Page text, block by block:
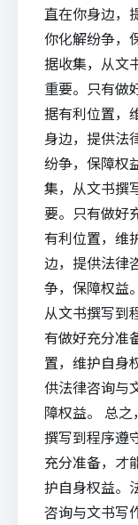
直在你身边，
你化解纷争，
据收集，从文
重要。只有做
据有利位置，
身边，提供法
纷争，保障权
集，从文书撰
要。只有做好
有利位置，维
边，提供法律
争，保障权益
从文书撰写到
有做好充分准
置，维护自身
供法律咨询与
障权益。 总
撰写到程序遵
充分准备，才
护自身权益。
咨询与文书写